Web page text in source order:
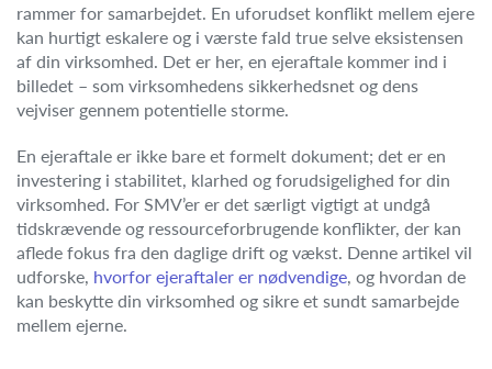
rammer for samarbejdet. En uforudset konflikt mellem ejere
kan hurtigt eskalere og i værste fald true selve eksistensen
af din virksomhed. Det er her, en ejeraftale kommer ind i
billedet – som virksomhedens sikkerhedsnet og dens
vejviser gennem potentielle storme.
En ejeraftale er ikke bare et formelt dokument; det er en
investering i stabilitet, klarhed og forudsigelighed for din
virksomhed. For SMV’er er det særligt vigtigt at undgå
tidskrævende og ressourceforbrugende konflikter, der kan
aflede fokus fra den daglige drift og vækst. Denne artikel vil
udforske, hvorfor ejeraftaler er nødvendige, og hvordan de
kan beskytte din virksomhed og sikre et sundt samarbejde
mellem ejerne.